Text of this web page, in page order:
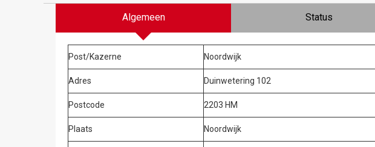
Algemeen Status
Post/Kazerne Noordwijk
Adres Duinwetering 102
Postcode 2203 HM
Plaats Noordwijk